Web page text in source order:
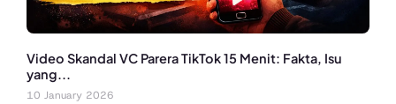
Video Skandal VC Parera TikTok 15 Menit: Fakta, Isu
yang...
10 January 2026